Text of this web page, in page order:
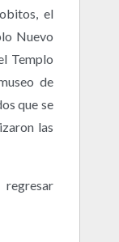
el
Nuevo
Templo
de
que se
las